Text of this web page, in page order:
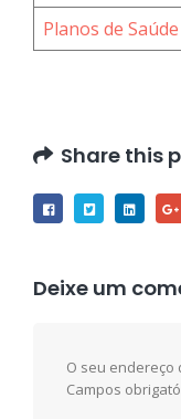
Planos de
Share this
Deixe um
O seu endereço
Campos